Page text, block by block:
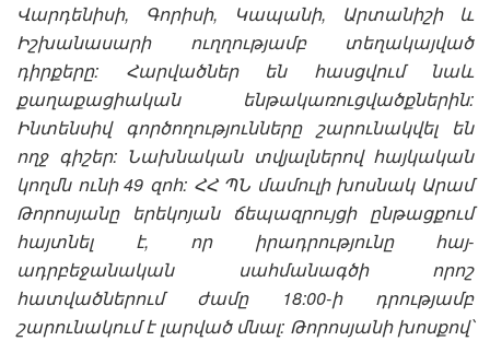
Վարդենիսի, Գորիսի, Կապանի, Արտանիշի և
Իշխանասարի ուղղությամբ տեղակայված
դիրքերը: Հարվածներ են հասցվում նաև
քաղաքացիական ենթակառուցվածքներին:
Ինտենսիվ գործողությունները շարունակվել են
ողջ գիշեր: Նախնական տվյալներով հայկական
կողմն ունի 49 զոհ: ՀՀ ՊՆ մամուլի խոսնակ Արամ
Թորոսյանը երեկոյան ճեպազրույցի ընթացքում
հայտնել է, որ իրադրությունը հայ-
ադրբեջանական սահմանագծի որոշ
հատվածներում ժամը 18:00-ի դրությամբ
շարունակում է լարված մնալ: Թորոսյանի խոսքով՝